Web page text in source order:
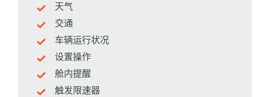
天气
交通
车辆运行状况
设置操作
舱内提醒
触发限速器